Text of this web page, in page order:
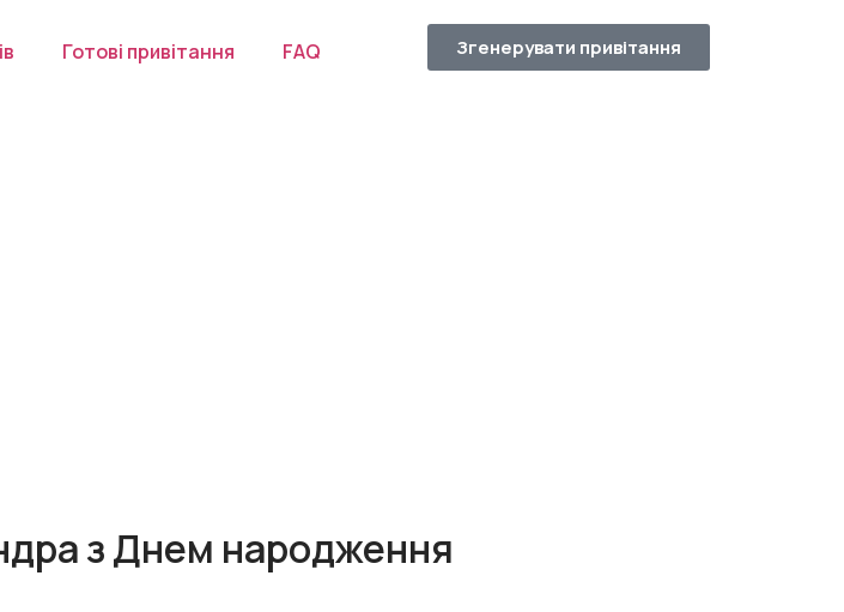
Готові привітання FAQ Згенерувати привітання
з Днем народження